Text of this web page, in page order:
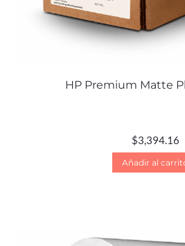
HP Premium Matte
$3,394.16
Añadir al